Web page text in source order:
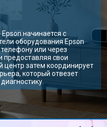
начинается с
оборудования Epson
или через
предоставляя свои
центр затем координирует
который отвезет